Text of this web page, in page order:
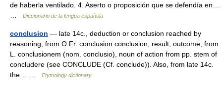
de haberla ventilado. 4. Aserto o proposición que se defendía en…
Diccionario de la lengua española
conclusion — late 14c., deduction or conclusion reached by
reasoning, from O.Fr. conclusion conclusion, result, outcome, from
L. conclusionem (nom. conclusio), noun of action from pp. stem of
concludere (see CONCLUDE (Cf. conclude)). Also, from late 14c.
the… …
Etymology dictionary